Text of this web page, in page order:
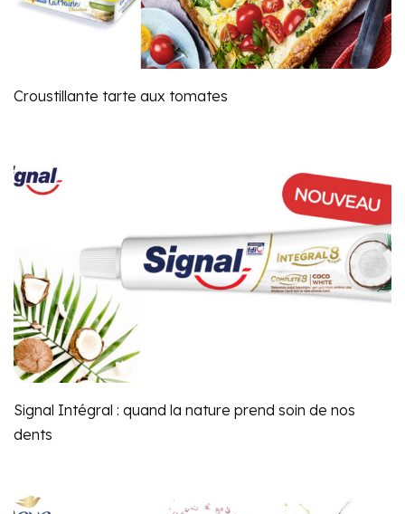
Croustillante tarte aux tomates
Signal Intégral : quand la nature prend soin de nos
dents